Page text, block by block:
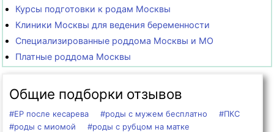
Курсы подготовки к родам Москвы
Клиники Москвы для ведения беременности
Специализированные роддома Москвы и МО
Платные роддома Москвы
Общие подборки отзывов
#ЕР после кесарева #роды с мужем бесплатно
#ПКС
#роды с миомой
#роды с рубцом на матке